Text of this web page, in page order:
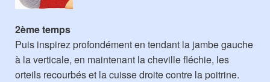
2ème temps
Puis inspirez profondément en tendant la jambe gauche
à la verticale, en maintenant la cheville fléchie, les
orteils recourbés et la cuisse droite contre la poitrine.